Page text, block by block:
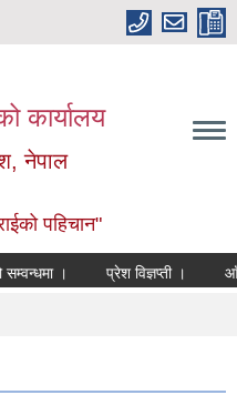
कार्यालय
नेपाल
पहिचान"
। प्रेश विज्ञप्ती । आँखा